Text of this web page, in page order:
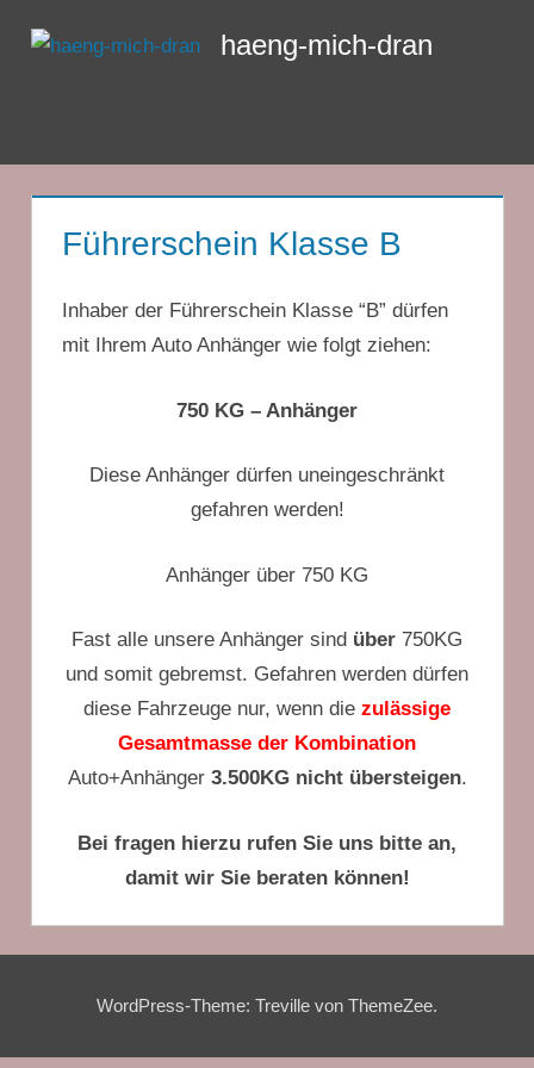
Inhalt
haeng-mich-dran
Führerschein Klasse B
Inhaber der Führerschein Klasse “B” dürfen
mit Ihrem Auto Anhänger wie folgt ziehen:
750 KG – Anhänger
Diese Anhänger dürfen uneingeschränkt
gefahren werden!
Anhänger über 750 KG
Fast alle unsere Anhänger sind über 750KG
und somit gebremst. Gefahren werden dürfen
diese Fahrzeuge nur, wenn die zulässige
Gesamtmasse der Kombination
Auto+Anhänger 3.500KG nicht übersteigen.
Bei fragen hierzu rufen Sie uns bitte an,
damit wir Sie beraten können!
WordPress-Theme: Treville von ThemeZee.